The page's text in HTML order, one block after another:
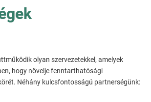
olyan szervezetekkel, amelyek
hogy növelje fenntarthatósági
Néhány kulcsfontosságú partnerségünk: